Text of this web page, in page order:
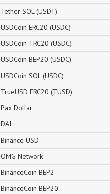
Tether SOL (USDT)
USDCoin ERC20 (USDC)
USDCoin TRC20 (USDC)
USDCoin BEP20 (USDC)
USDCoin SOL (USDC)
TrueUSD ERC20 (TUSD)
Pax Dollar
DAI
Binance USD
OMG Network
BinanceCoin BEP2
BinanceCoin BEP20